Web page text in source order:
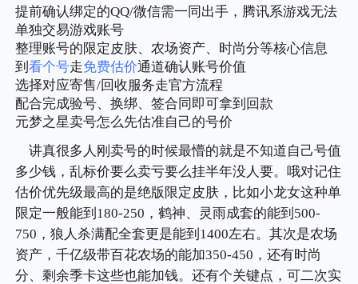
提前确认绑定的QQ/微信需一同出手，腾讯系游戏无法
单独交易游戏账号
整理账号的限定皮肤、农场资产、时尚分等核心信息
到看个号走免费估价通道确认账号价值
选择对应寄售/回收服务走官方流程
配合完成验号、换绑、签合同即可拿到回款
元梦之星卖号怎么先估准自己的号价
讲真很多人刚卖号的时候最懵的就是不知道自己号值
多少钱，乱标价要么卖亏要么挂半年没人要。哦对记住
估价优先级最高的是绝版限定皮肤，比如小龙女这种单
限定一般能到180-250，鹤神、灵雨成套的能到500-
750，狼人杀满配全套更是能到1400左右。其次是农场
资产，千亿级带百花农场的能加350-450，还有时尚
分、剩余季卡这些也能加钱。还有个关键点，可二次实